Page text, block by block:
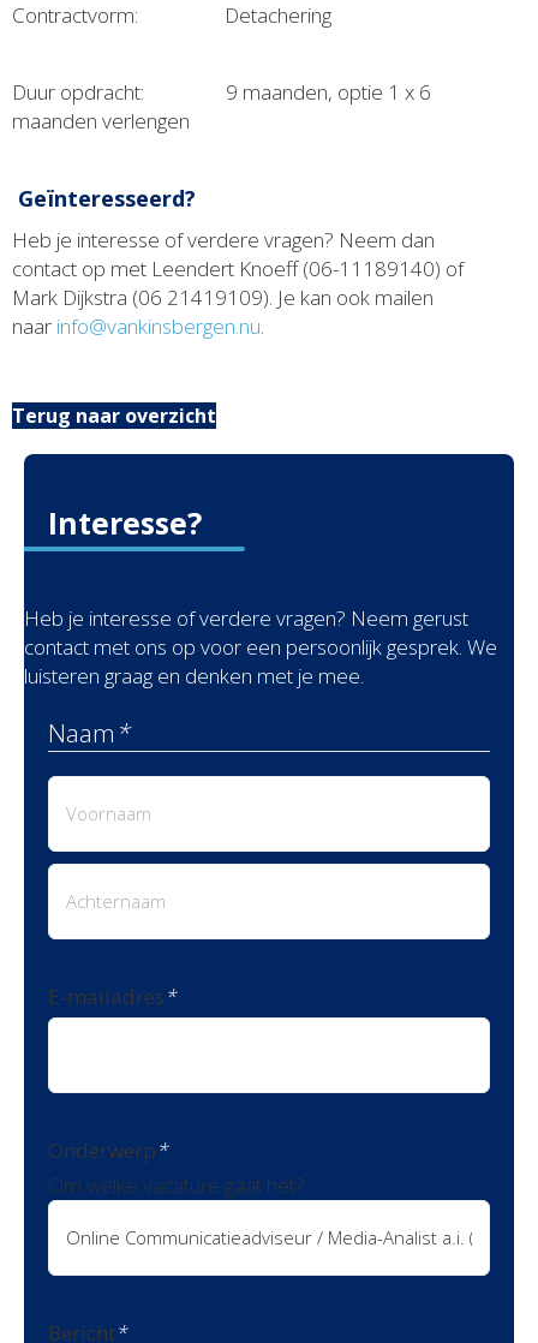
Contractvorm: Detachering
Duur opdracht: 9 maanden, optie 1 x 6
maanden verlengen
Geïnteresseerd?
Heb je interesse of verdere vragen? Neem dan
contact op met Leendert Knoeff (06-11189140) of
Mark Dijkstra (06 21419109). Je kan ook mailen
naar info@vankinsbergen.nu.
Terug naar overzicht
Interesse?
Heb je interesse of verdere vragen? Neem gerust
contact met ons op voor een persoonlijk gesprek. We
luisteren graag en denken met je mee.
Naam *
Voornaam
E-mailadres*
Onderwerp*
Om welke vacature gaat het?
Bericht*